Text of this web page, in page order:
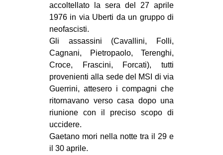
SPAZI
SPORT POPOLARE
MOVIMENTI
AMBIENTE
ANTIFASCISMO
DIRITTO ALL’ABITARE
GENERI
MIGRAZIONI
accoltellato la sera del 27 aprile
1976 in via Uberti da un gruppo di
neofascisti.
Gli assassini (Cavallini, Folli,
Cagnani, Pietropaolo, Terenghi,
Croce, Frascini, Forcati), tutti
provenienti alla sede del MSI di via
Guerrini, attesero i compagni che
ritornavano verso casa dopo una
riunione con il preciso scopo di
uccidere.
Gaetano mori nella notte tra il 29 e
il 30 aprile.